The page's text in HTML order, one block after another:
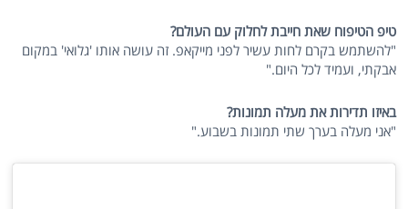
טיפ הטיפוח שאת חייבת לחלוק עם העולם?
"להשתמש בקרם לחות עשיר לפני מייקאפ. זה עושה אותו 'גלואי' במקום
אבקתי, ועמיד לכל היום."
באיזו תדירות את מעלה תמונות?
"אני מעלה בערך שתי תמונות בשבוע."